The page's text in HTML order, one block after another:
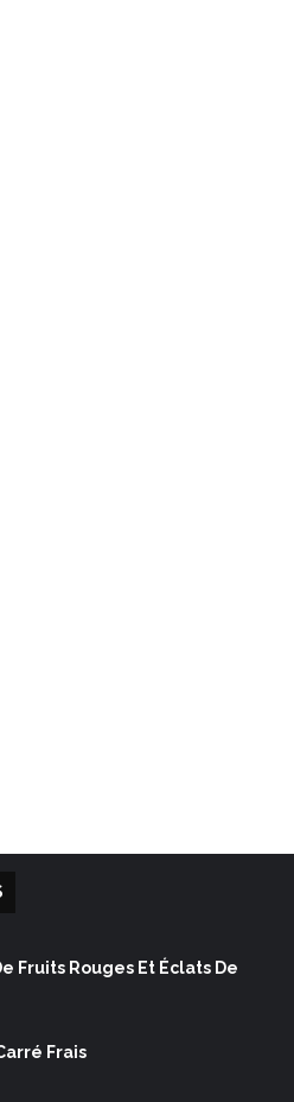
Fruits Rouges Et Éclats De
Frais